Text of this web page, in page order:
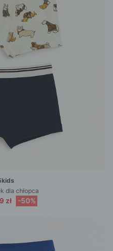
dla chłopca
zł -50%